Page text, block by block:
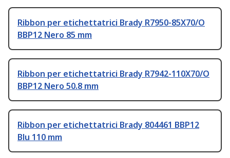
Ribbon per etichettatrici Brady R7950-85X70/O
BBP12 Nero 85 mm
Ribbon per etichettatrici Brady R7942-110X70/O
BBP12 Nero 50.8 mm
Ribbon per etichettatrici Brady 804461 BBP12
Blu 110 mm